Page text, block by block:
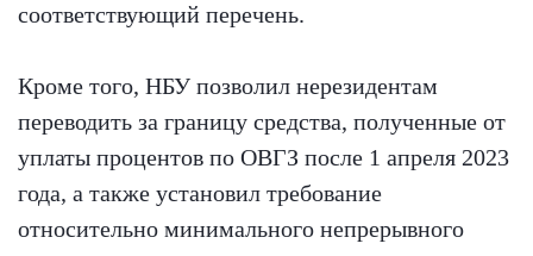
соответствующий перечень.
Кроме того, НБУ позволил нерезидентам
переводить за границу средства, полученные от
уплаты процентов по ОВГЗ после 1 апреля 2023
года, а также установил требование
относительно минимального непрерывного